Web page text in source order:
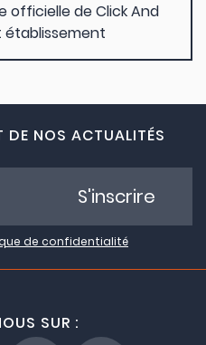
officielle de Click And
DE NOS ACTUALITÉS
de confidentialité
S'inscrire
SUR :